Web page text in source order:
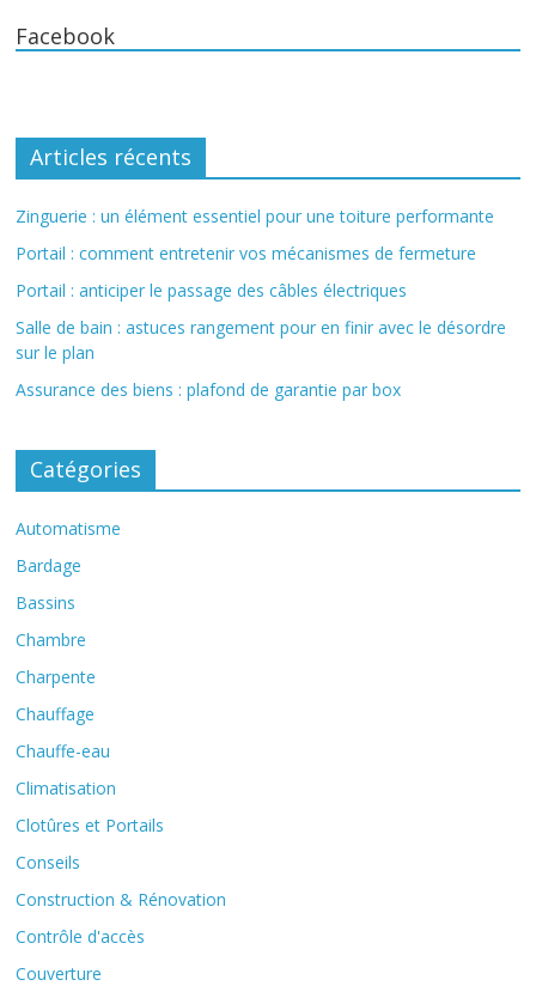
Facebook
Articles récents
Zinguerie : un élément essentiel pour une toiture performante
Portail : comment entretenir vos mécanismes de fermeture
Portail : anticiper le passage des câbles électriques
Salle de bain : astuces rangement pour en finir avec le désordre
sur le plan
Assurance des biens : plafond de garantie par box
Catégories
Automatisme
Bardage
Bassins
Chambre
Charpente
Chauffage
Chauffe-eau
Climatisation
Clotûres et Portails
Conseils
Construction & Rénovation
Contrôle d'accès
Couverture